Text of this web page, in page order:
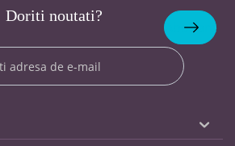
Doriti noutati?
Abonare